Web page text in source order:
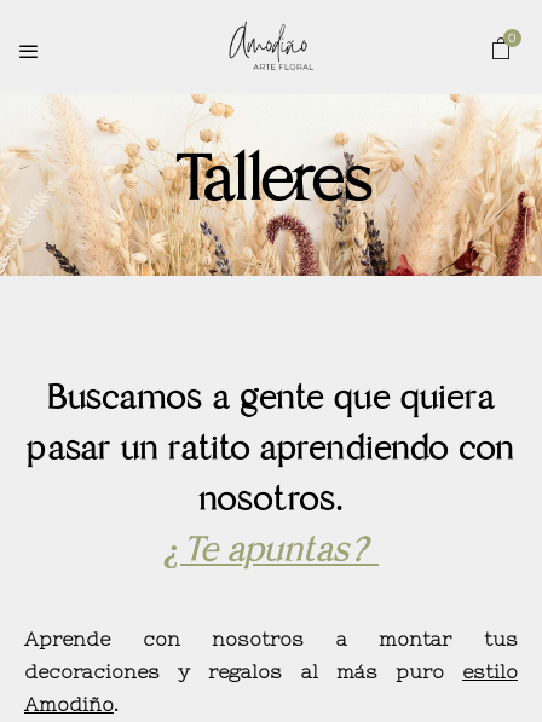
0
Talleres
Buscamos a gente que quiera
pasar un ratito aprendiendo con
nosotros.
¿Te apuntas?
Aprende con nosotros a montar tus
decoraciones y regalos al más puro estilo
Amodiño.